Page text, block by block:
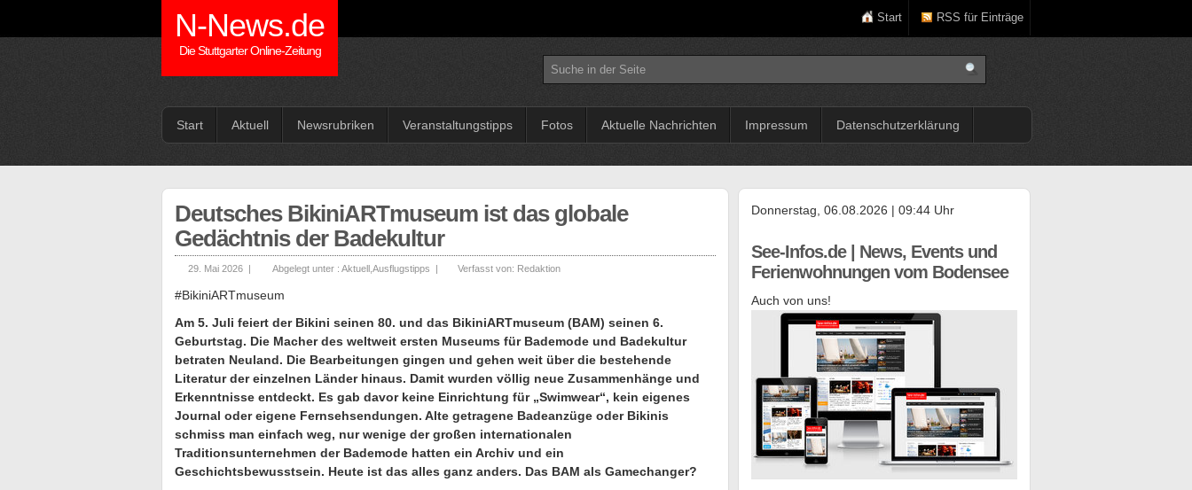
N-News.de
Die Stuttgarter Online-Zeitung
Start RSS für Einträge
Start Aktuell Newsrubriken Veranstaltungstipps Fotos Aktuelle Nachrichten Impressum Datenschutzerklärung
Deutsches BikiniARTmuseum ist das globale
Gedächtnis der Badekultur
29. Mai 2026 | Abgelegt unter : Aktuell Ausflugstipps | Verfasst von: Redaktion
#BikiniARTmuseum
Am 5. Juli feiert der Bikini seinen 80. und das BikiniARTmuseum (BAM) seinen 6.
Geburtstag. Die Macher des weltweit ersten Museums für Bademode und Badekultur
betraten Neuland. Die Bearbeitungen gingen und gehen weit über die bestehende
Literatur der einzelnen Länder hinaus. Damit wurden völlig neue Zusammenhänge und
Erkenntnisse entdeckt. Es gab davor keine Einrichtung für „Swimwear“, kein eigenes
Journal oder eigene Fernsehsendungen. Alte getragene Badeanzüge oder Bikinis
schmiss man einfach weg, nur wenige der großen internationalen
Traditionsunternehmen der Bademode hatten ein Archiv und ein
Geschichtsbewusstsein. Heute ist das alles ganz anders. Das BAM als Gamechanger?
Donnerstag, 06.08.2026 | 09:44 Uhr
See-Infos.de | News, Events und
Ferienwohnungen vom Bodensee
Auch von uns!